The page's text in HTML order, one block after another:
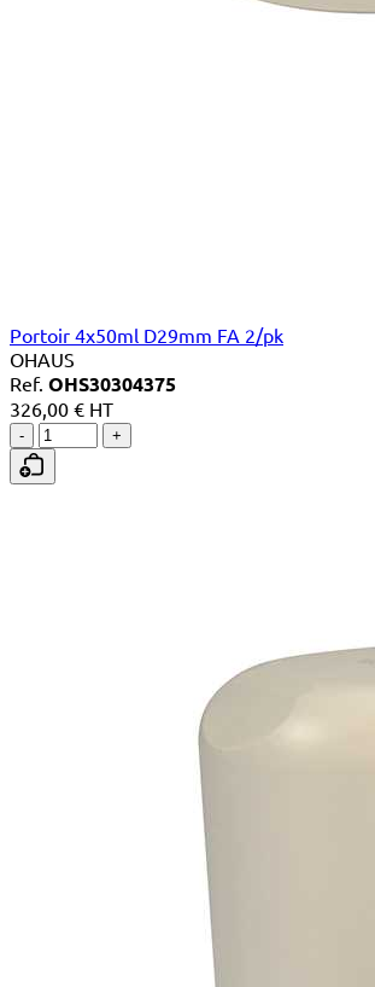
Portoir 4x50ml D29mm FA 2/pk
OHAUS
Ref. OHS30304375
326,00 € HT
- +